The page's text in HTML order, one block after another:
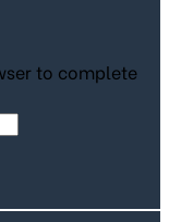
to complete